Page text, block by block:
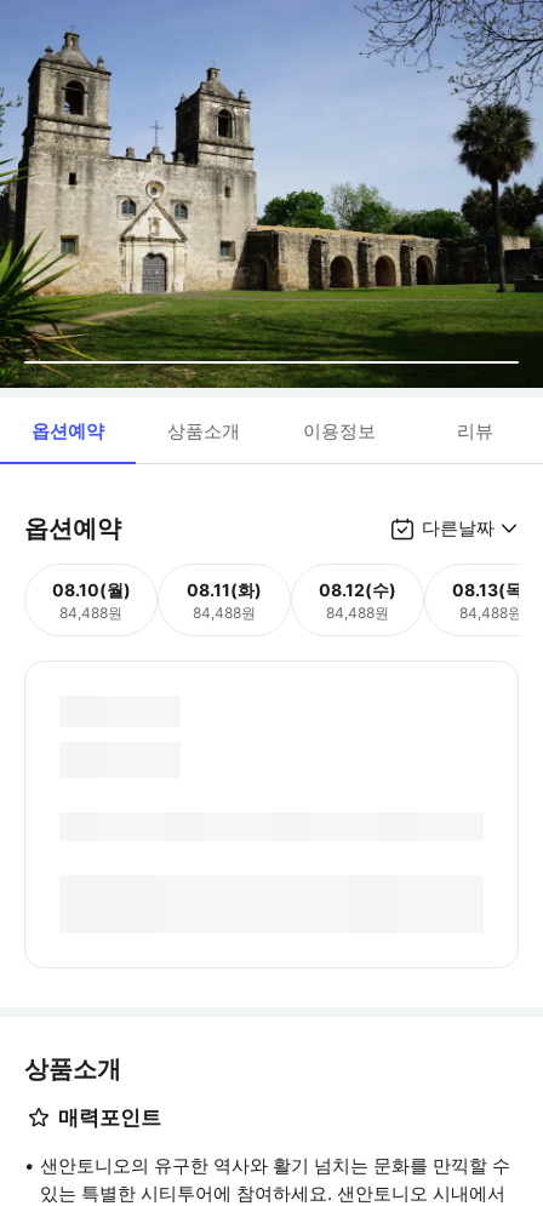
옵션예약 상품소개 이용정보 리뷰
옵션예약 다른날짜
08.10(월)
84,488원
08.11(화)
84,488원
08.12(수)
84,488원
08.13(목)
84,488원
상품소개
매력포인트
샌안토니오의 유구한 역사와 활기 넘치는 문화를 만끽할 수
있는 특별한 시티투어에 참여하세요. 샌안토니오 시내에서